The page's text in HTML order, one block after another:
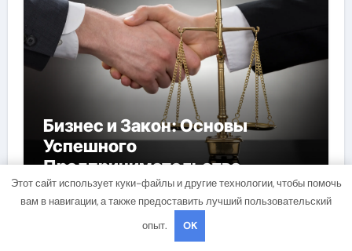
Бизнес и Закон: Основы
Успешного
Предпринимательства
Этот сайт использует куки-файлы и другие технологии, чтобы помочь
вам в навигации, а также предоставить лучший пользовательский
опыт.
OK